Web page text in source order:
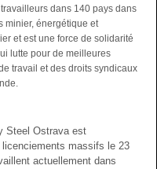
dans 140 pays dans
minier, énergétique et
et est une force de solidarité
lutte pour de meilleures
travail et des droits syndicaux
Steel Ostrava est
massifs le 23
actuellement dans